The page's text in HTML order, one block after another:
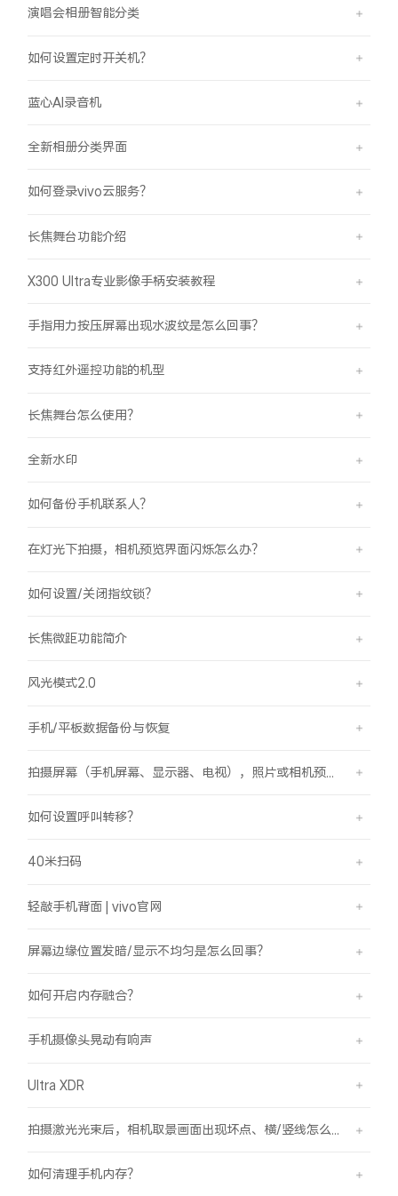
演唱会相册智能分类
如何设置定时开关机？
蓝心AI录音机
全新相册分类界面
如何登录vivo云服务？
长焦舞台功能介绍
X300 Ultra专业影像手柄安装教程
手指用力按压屏幕出现水波纹是怎么回事？
支持红外遥控功能的机型
长焦舞台怎么使用？
全新水印
如何备份手机联系人？
在灯光下拍摄，相机预览界面闪烁怎么办？
如何设置/关闭指纹锁？
长焦微距功能简介
风光模式2.0
手机/平板数据备份与恢复
如何设置呼叫转移？
40米扫码
轻敲手机背面 | vivo官网
屏幕边缘位置发暗/显示不均匀是怎么回事？
如何开启内存融合？
手机摄像头晃动有响声
Ultra XDR
如何清理手机内存？